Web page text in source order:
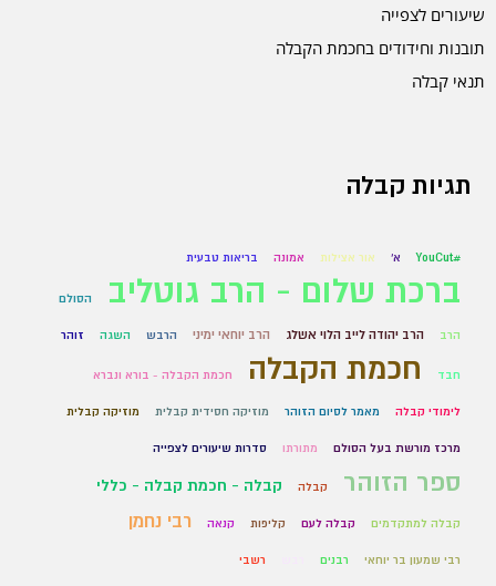
שיעורים לצפייה
תובנות וחידודים בחכמת הקבלה
תנאי קבלה
תגיות קבלה
#YouCut א' אור אצילות אמונה בריאות טבעית
ברכת שלום - הרב גוטליב הסולם
הרב הרב יהודה לייב הלוי אשלג הרב יוחאי ימיני הרבש השגה זוהר
חבד חכמת הקבלה חכמת הקבלה - בורא ונברא
לימודי קבלה מאמר לסיום הזוהר מוזיקה חסידית קבלית מוזיקה קבלית
מרכז מורשת בעל הסולם מתורתו סדרות שיעורים לצפייה
ספר הזוהר קבלה קבלה - חכמת קבלה - כללי
קבלה למתקדמים קבלה לעם קליפות קנאה רבי נחמן
רבי שמעון בר יוחאי רבנים רשבי